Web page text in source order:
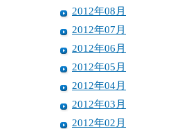
2012年08月
2012年07月
2012年06月
2012年05月
2012年04月
2012年03月
2012年02月